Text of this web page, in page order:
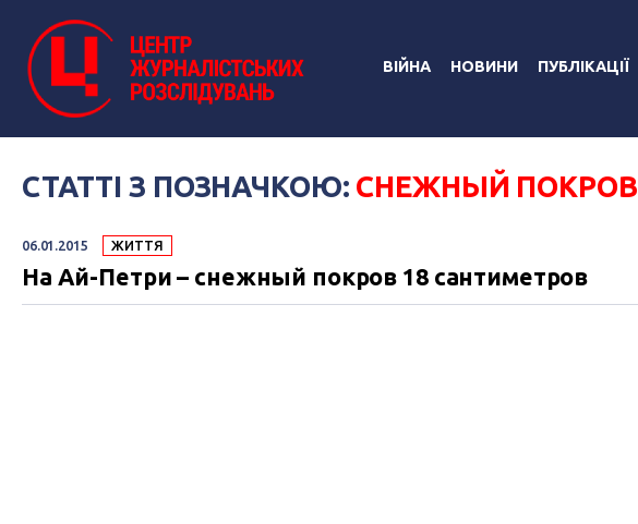
ВІЙНА НОВИНИ ПУБЛІКАЦІЇ
СТАТТІ З ПОЗНАЧКОЮ: СНЕЖНЫЙ ПОКРОВ
06.01.2015 ЖИТТЯ
На Ай-Петри – снежный покров 18 сантиметров